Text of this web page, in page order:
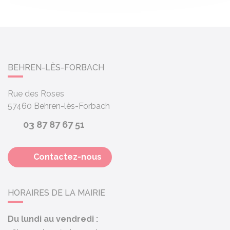
BEHREN-LÈS-FORBACH
Rue des Roses
57460 Behren-lès-Forbach
03 87 87 67 51
Contactez-nous
HORAIRES DE LA MAIRIE
Du lundi au vendredi :